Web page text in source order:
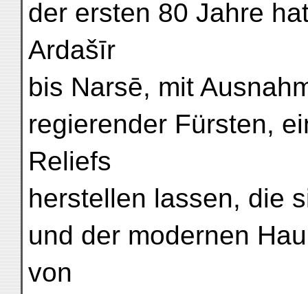
der ersten 80 Jahre
Ardašīr
bis Narsē, mit
regierender Fürsten,
Reliefs
herstellen lassen, die
und der modernen
von